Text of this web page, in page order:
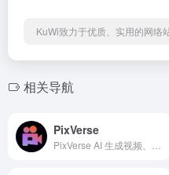
KuWi致力于优质、实用的网络
相关导航
PixVerse